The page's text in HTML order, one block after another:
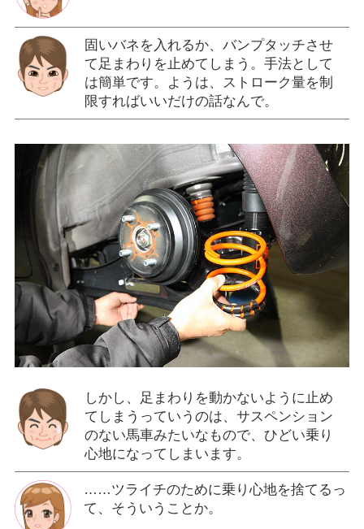
固いバネを入れるか、バンプタッチさせ
て足まわりを止めてしまう。手法として
は簡単です。ようは、ストローク量を制
限すればいいだけの話なんで。
しかし、足まわりを動かないように止め
てしまうっていうのは、サスペンション
のない馬車みたいなもので、ひどい乗り
心地になってしまいます。
……ツライチのために乗り心地を捨てるっ
て、そういうことか。